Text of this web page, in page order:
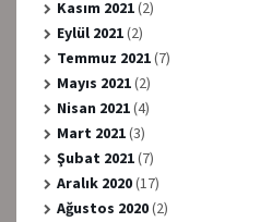
Kasım 2021(2)
Eylül 2021(2)
Temmuz 2021(7)
Mayıs 2021(2)
Nisan 2021(4)
Mart 2021(3)
Şubat 2021(7)
Aralık 2020(17)
Ağustos 2020(2)